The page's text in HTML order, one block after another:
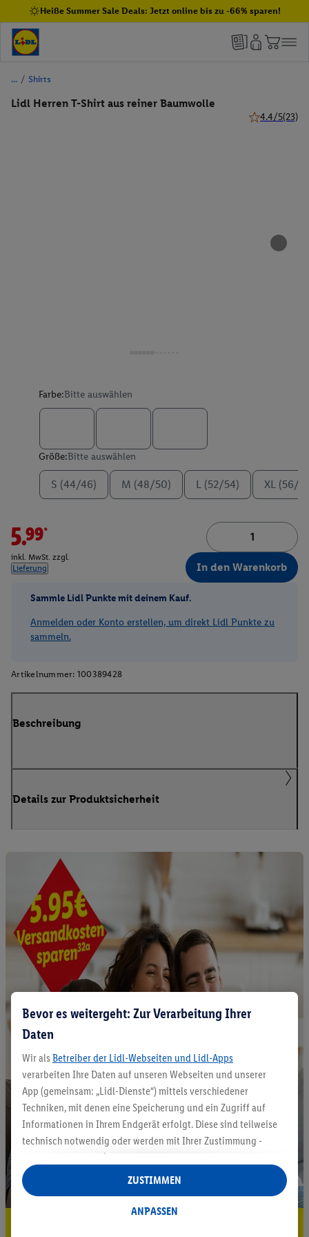
Heiße Summer Sale Deals: Jetzt online bis zu -66% sparen!
/ Shirts
Lidl Herren T-Shirt aus reiner Baumwolle
4.4/5(23)
Farbe:Bitte auswählen
Größe:Bitte auswählen
S (44/46) M (48/50) L (52/54) XL (56/
5.99*
inkl. MwSt. zzgl.
Lieferung
In den Warenkorb
Sammle Lidl Punkte mit deinem Kauf.
Anmelden oder Konto erstellen, um direkt Lidl Punkte zu
sammeln.
Artikelnummer: 100389428
Beschreibung
Details zur Produktsicherheit
Bevor es weitergeht: Zur Verarbeitung Ihrer
Daten
Wir als Betreiber der Lidl-Webseiten und Lidl-Apps
verarbeiten Ihre Daten auf unseren Webseiten und unserer
App (gemeinsam: „Lidl-Dienste“) mittels verschiedener
Techniken, mit denen eine Speicherung und ein Zugriff auf
Informationen in Ihrem Endgerät erfolgt. Diese sind teilweise
technisch notwendig oder werden mit Ihrer Zustimmung -
auch durch Partner (u.a.
Verantwortliche; im Zusammenhang mit dem IAB TCF
insgesamt
Statistik-Erstellung oder für personalisierte Werbung
ANPASSEN
ZUSTIMMEN